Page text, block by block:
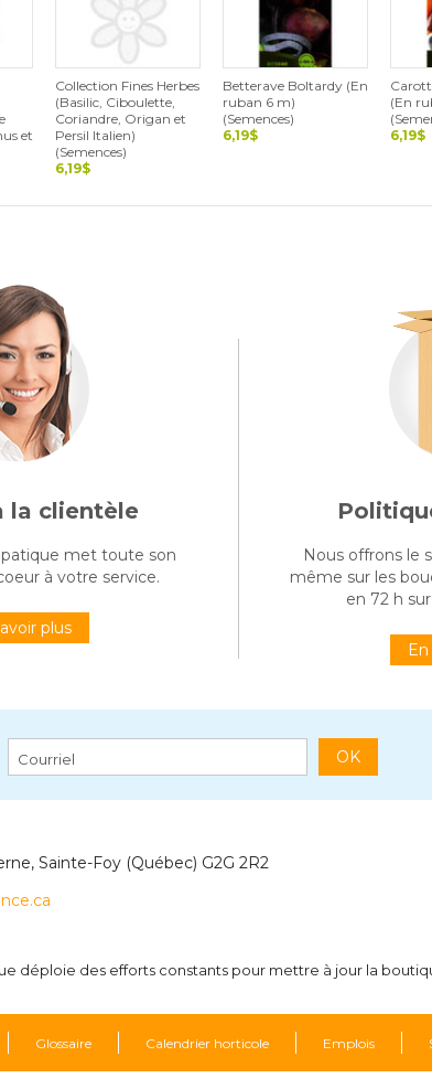
et
Collection Fines Herbes
(Basilic, Ciboulette,
Coriandre, Origan et
Persil Italien)
(Semences)
6,19$
Betterave Boltardy (En
ruban 6 m)
(Semences)
6,19$
(En
6,19$
la clientèle
met toute son
à votre service.
plus
Nous offrons le
même sur les
en 72 h
OK
Sainte-Foy (Québec) G2G 2R2
déploie des efforts constants pour mettre à jour la
Glossaire Calendrier horticole Emplois